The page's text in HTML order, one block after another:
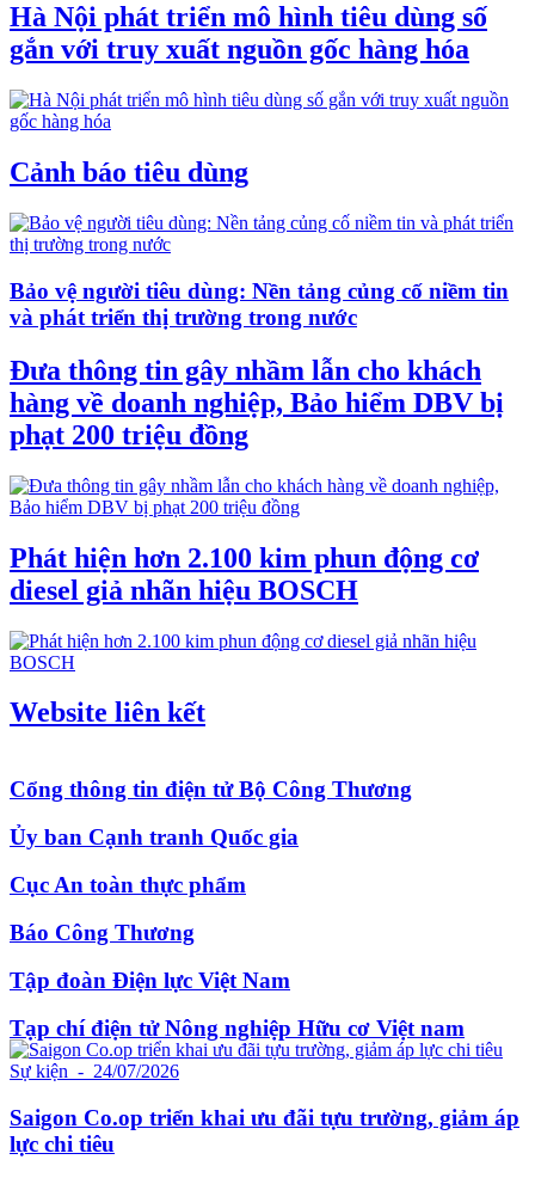
Hà Nội phát triển mô hình tiêu dùng số
gắn với truy xuất nguồn gốc hàng hóa
Cảnh báo tiêu dùng
Bảo vệ người tiêu dùng: Nền tảng củng cố niềm tin
và phát triển thị trường trong nước
Đưa thông tin gây nhầm lẫn cho khách
hàng về doanh nghiệp, Bảo hiểm DBV bị
phạt 200 triệu đồng
Phát hiện hơn 2.100 kim phun động cơ
diesel giả nhãn hiệu BOSCH
Website liên kết
Cổng thông tin điện tử Bộ Công Thương
Ủy ban Cạnh tranh Quốc gia
Cục An toàn thực phẩm
Báo Công Thương
Tập đoàn Điện lực Việt Nam
Tạp chí điện tử Nông nghiệp Hữu cơ Việt nam
Sự kiện - 24/07/2026
Saigon Co.op triển khai ưu đãi tựu trường, giảm áp
lực chi tiêu